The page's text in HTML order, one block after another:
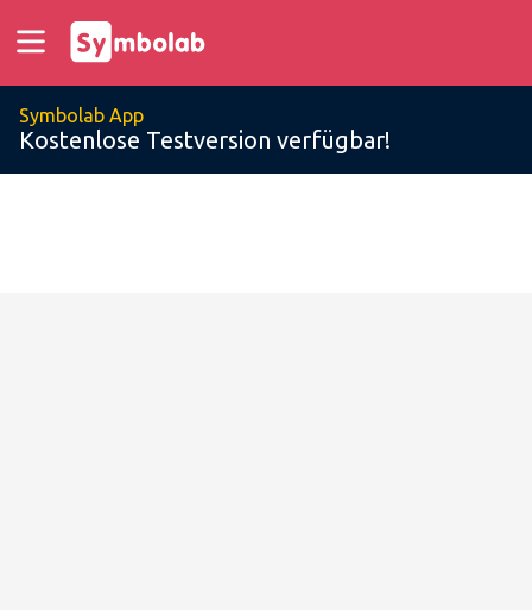
Symbolab App
Kostenlose Testversion verfügbar!